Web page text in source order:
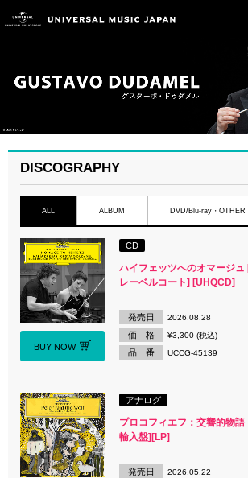
DISCOGRAPHY
ALL ALBUM DVD/Blu-ray・OTHER
BUY NOW
CD
ハイフェッツへのオマージュ
レーベルコート] [UHQCD]
発売日 2026.08.28
価 格 ¥3,300 (税込)
品 番 UCCG-45139
アナログ
プロコフィエフ：交響的物
輸入盤][LP]
発売日 2026.05.22